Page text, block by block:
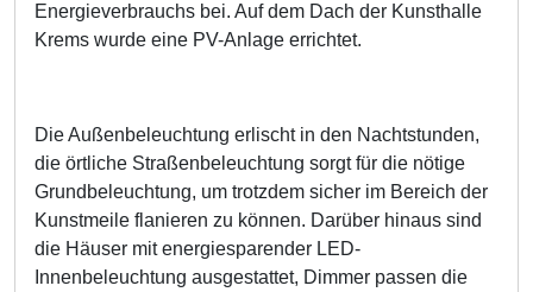
Energieverbrauchs bei. Auf dem Dach der Kunsthalle
Krems wurde eine PV-Anlage errichtet.
Die Außenbeleuchtung erlischt in den Nachtstunden,
die örtliche Straßenbeleuchtung sorgt für die nötige
Grundbeleuchtung, um trotzdem sicher im Bereich der
Kunstmeile flanieren zu können. Darüber hinaus sind
die Häuser mit energiesparender LED-
Innenbeleuchtung ausgestattet, Dimmer passen die